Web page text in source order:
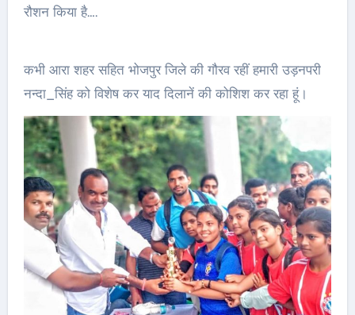
रौशन किया है….
कभी आरा शहर सहित भोजपुर जिले की गौरव रहीं हमारी उड़नपरी
नन्दा_सिंह को विशेष कर याद दिलानें की कोशिश कर रहा हूं।